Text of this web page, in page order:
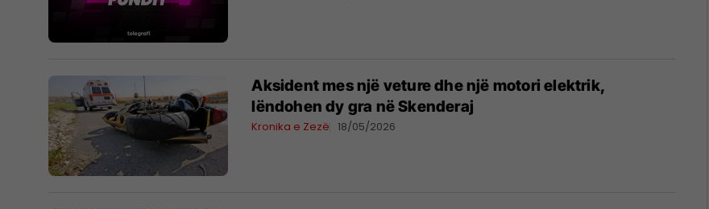
Aksident mes një veture dhe një motori elektrik,
lëndohen dy gra në Skenderaj
Kronika e Zezë 18/05/2026